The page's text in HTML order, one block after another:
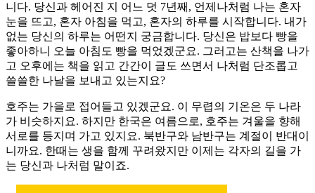
니다. 당신과 헤어진 지 어느 덧 7년째, 언제나처럼 나는 혼자
눈을 뜨고, 혼자 아침을 먹고, 혼자의 하루를 시작합니다. 내가
없는 당신의 하루는 어떤지 궁금합니다. 당신은 밥보다 빵을
좋아하니 오늘 아침도 빵을 먹었겠군요. 그러고는 산책을 나가
고 오후에는 책을 읽고 간간이 글도 쓰면서 나처럼 단조롭고
쓸쓸한 나날을 보내고 있는지요?
호주는 가을로 접어들고 있겠군요. 이 무렵의 기온은 두 나라
가 비슷하지요. 하지만 한국은 여름으로, 호주는 겨울을 향해
서로를 등지며 가고 있지요. 북반구와 남반구는 계절이 반대이
니까요. 한때는 생을 함께 꾸려왔지만 이제는 각자의 길을 가
는 당신과 나처럼 말이죠.